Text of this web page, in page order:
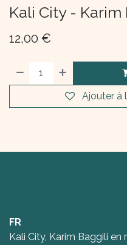
Kali City - Karim
12,00 €
Ajouter à
FR
Kali City, Karim Baggili